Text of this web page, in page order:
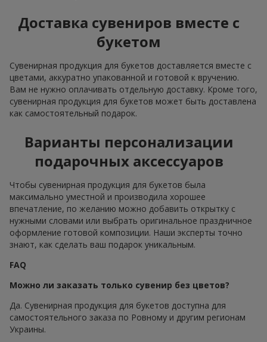
Доставка сувениров вместе с
букетом
Сувенирная продукция для букетов доставляется вместе с
цветами, аккуратно упакованной и готовой к вручению.
Вам не нужно оплачивать отдельную доставку. Кроме того,
сувенирная продукция для букетов может быть доставлена
как самостоятельный подарок.
Варианты персонализации
подарочных аксессуаров
Чтобы сувенирная продукция для букетов была
максимально уместной и производила хорошее
впечатление, по желанию можно добавить открытку с
нужными словами или выбрать оригинальное праздничное
оформление готовой композиции. Наши эксперты точно
знают, как сделать ваш подарок уникальным.
FAQ
Можно ли заказать только сувенир без цветов?
Да. Сувенирная продукция для букетов доступна для
самостоятельного заказа по Ровному и другим регионам
Украины.